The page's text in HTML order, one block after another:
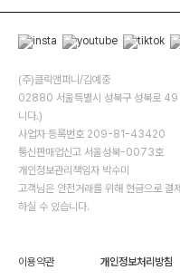
(주)클릭앤퍼니/김예중
02880 서울특별시 성북구 성북로 49
니다.)
사업자 등록번호 209-81-43420
통신판매업신고 서울성북-0073호
개인정보관리책임자 박수미
고객님은 안전거래를 위해 현금으로 결
하실 수 있습니다.
이용약관 개인정보처리방침